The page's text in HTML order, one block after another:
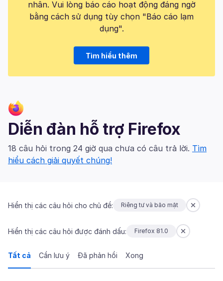
nhân. Vui lòng báo cáo hoạt động đáng ngờ
bằng cách sử dụng tùy chọn "Báo cáo lạm
dụng".
Tìm hiểu thêm
Diễn đàn hỗ trợ Firefox
18 câu hỏi trong 24 giờ qua chưa có câu trả lời. Tìm
hiểu cách giải quyết chúng!
Hiển thị các câu hỏi cho chủ đề: Riêng tư và bảo mật
Hiển thị các câu hỏi được đánh dấu: Firefox 81.0
Tất cả Cần lưu ý Đã phản hồi Xong